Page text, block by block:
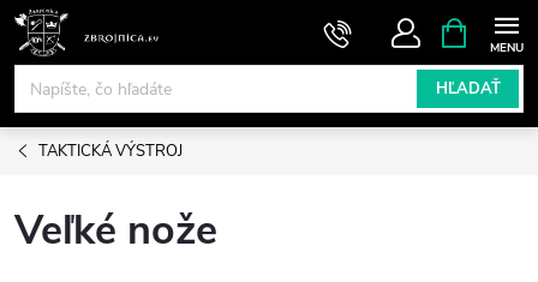
Prejsť
obsah
HĽADAŤ
KOŠÍK
TAKTICKÁ VÝSTROJ
Veľké nože